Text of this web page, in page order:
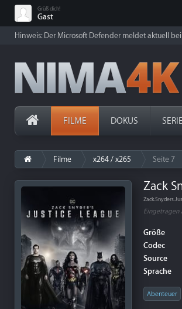
Grüß dich!
Gast
Hinweis: Der Microsoft Defender meldet aktuell
FILME DOKUS
Filme x264 / x265 Seite 7
Zack
Eingetragen
Größe
Codec
Source
Sprache
Abenteuer